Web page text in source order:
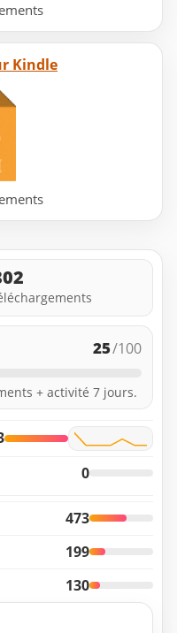
Kindle
25/100
+ activité 7 jours.
0
473
199
130